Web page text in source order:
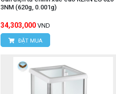
3NM (620g, 0.001g)
34,303,000 VND
ĐẶT MUA